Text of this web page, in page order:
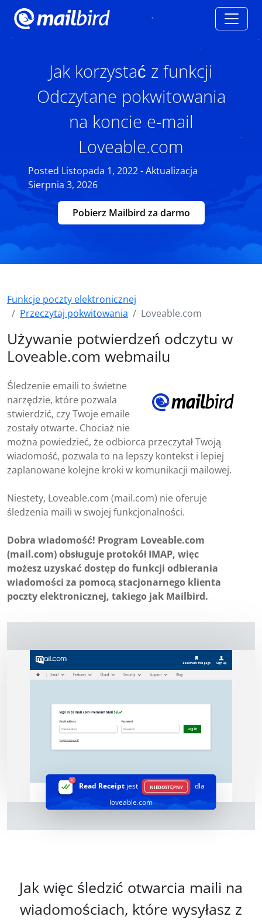
Jak korzystać z funkcji
Odczytane pokwitowania
na koncie e-mail
Loveable.com
Posted Listopada 1, 2022 - Aktualizacja
Sierpnia 3, 2026
Pobierz Mailbird za darmo
Funkcje poczty elektronicznej
Przeczytaj pokwitowania
Loveable.com
Używanie potwierdzeń odczytu w
Loveable.com webmailu
Śledzenie emaili to świetne
narzędzie, które pozwala
stwierdzić, czy Twoje emaile
zostały otwarte. Chociaż nie
można powiedzieć, że odbiorca przeczytał Twoją
wiadomość, pozwala to na lepszy kontekst i lepiej
zaplanowane kolejne kroki w komunikacji mailowej.
Niestety, Loveable.com (mail.com) nie oferuje
śledzenia maili w swojej funkcjonalności.
Dobra wiadomość! Program Loveable.com
(mail.com) obsługuje protokół IMAP, więc
możesz uzyskać dostęp do funkcji odbierania
wiadomości za pomocą stacjonarnego klienta
poczty elektronicznej, takiego jak Mailbird.
Read Receiptjest NIEDOSTĘPNY
dla
loveable.com
Jak więc śledzić otwarcia maili na
wiadomościach, które wysyłasz z